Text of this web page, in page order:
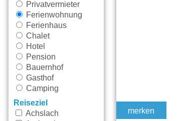
Privatvermieter
Ferienwohnung
Ferienhaus
Chalet
Hotel
Pension
Bauernhof
Gasthof
Camping
Reiseziel
Achslach
merken